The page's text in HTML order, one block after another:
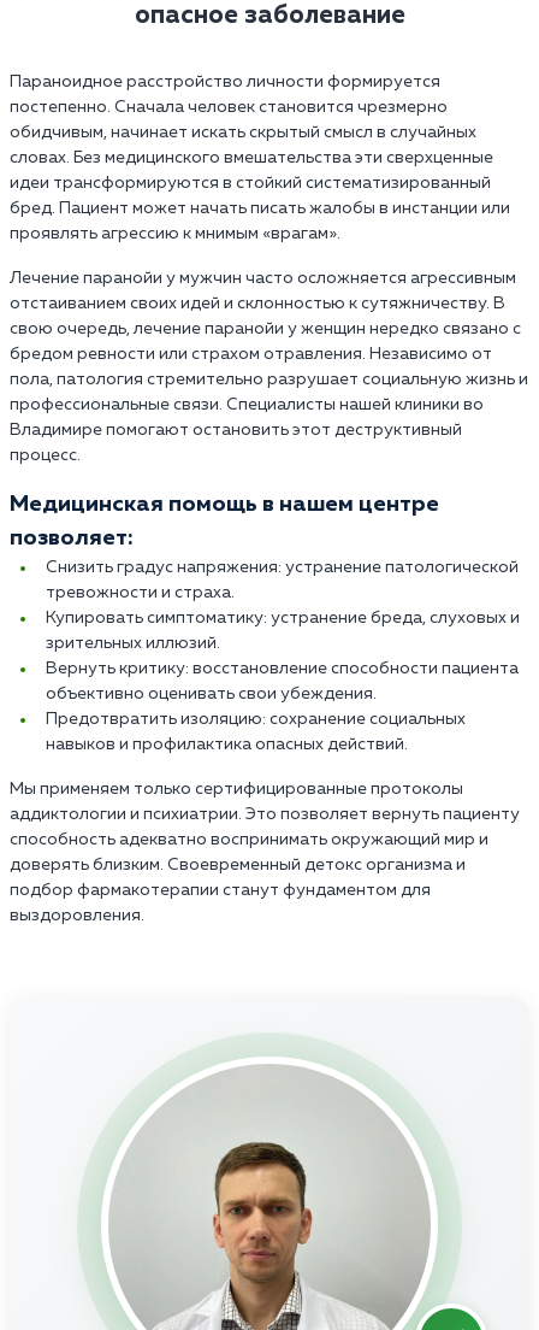
опасное заболевание
Параноидное расстройство личности формируется
постепенно. Сначала человек становится чрезмерно
обидчивым, начинает искать скрытый смысл в случайных
словах. Без медицинского вмешательства эти сверхценные
идеи трансформируются в стойкий систематизированный
бред. Пациент может начать писать жалобы в инстанции или
проявлять агрессию к мнимым «врагам».
Лечение паранойи у мужчин часто осложняется агрессивным
отстаиванием своих идей и склонностью к сутяжничеству. В
свою очередь, лечение паранойи у женщин нередко связано с
бредом ревности или страхом отравления. Независимо от
пола, патология стремительно разрушает социальную жизнь и
профессиональные связи. Специалисты нашей клиники во
Владимире помогают остановить этот деструктивный
процесс.
Медицинская помощь в нашем центре
позволяет:
Снизить градус напряжения: устранение патологической
тревожности и страха.
Купировать симптоматику: устранение бреда, слуховых и
зрительных иллюзий.
Вернуть критику: восстановление способности пациента
объективно оценивать свои убеждения.
Предотвратить изоляцию: сохранение социальных
навыков и профилактика опасных действий.
Мы применяем только сертифицированные протоколы
аддиктологии и психиатрии. Это позволяет вернуть пациенту
способность адекватно воспринимать окружающий мир и
доверять близким. Своевременный детокс организма и
подбор фармакотерапии станут фундаментом для
выздоровления.